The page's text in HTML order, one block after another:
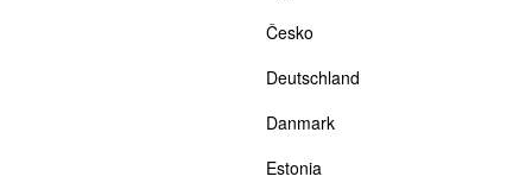
Česko
Deutschland
Danmark
Estonia